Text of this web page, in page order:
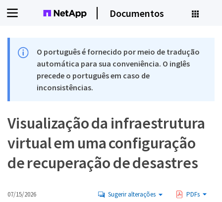
Documentos
O português é fornecido por meio de tradução
automática para sua conveniência. O inglês
precede o português em caso de
inconsistências.
Visualização da infraestrutura
virtual em uma configuração
de recuperação de desastres
07/15/2026 Sugerir alterações PDFs